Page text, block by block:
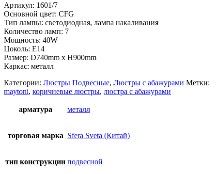
Артикул: 1601/7
Основной цвет: CFG
Тип лампы: светодиодная, лампа накаливания
Количество ламп: 7
Мощность: 40W
Цоколь: Е14
Размер: D740mm x H900mm
Каркас: металл
Категории: Люстры Подвесные, Люстры с абажурами Метки:
maytoni, коричневые люстры, люстра с абажурами
арматура металл
торговая марка Sfera Sveta (Китай)
тип конструкции подвесной